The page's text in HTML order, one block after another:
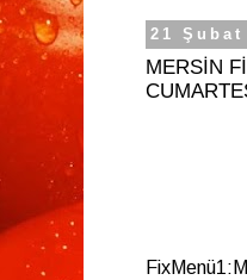
21 Şubat
MERSİN